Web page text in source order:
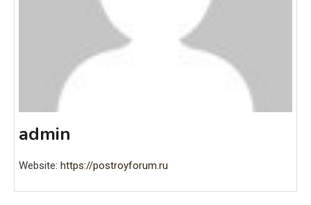
admin
Website: https://postroyforum.ru